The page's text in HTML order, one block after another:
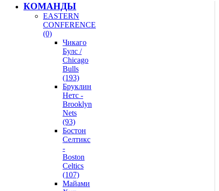
КОМАНДЫ
EASTERN
CONFERENCE
(0)
Чикаго
Булс /
Chicago
Bulls
(193)
Бруклин
Нетс -
Brooklyn
Nets
(93)
Бостон
Селтикс
-
Boston
Celtics
(107)
Майами